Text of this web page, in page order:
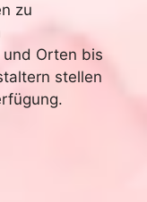
zu
Orten bis
stellen